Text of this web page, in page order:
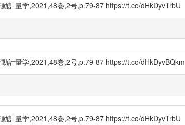
計量学,2021,48巻,2号,p.79-87 https://t.co/dHkDyvTrbU
計量学,2021,48巻,2号,p.79-87 https://t.co/dHkDyvBQkm
計量学,2021,48巻,2号,p.79-87 https://t.co/dHkDyvTrbU